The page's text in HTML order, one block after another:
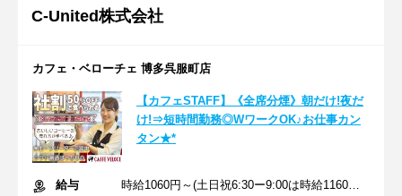
C‐United株式会社
カフェ・ベローチェ 博多呉服町店
【カフェSTAFF】《全席分煙》朝だけ!夜だ
け!⇒短時間勤務◎WワークOK♪お仕事カン
タン★*
給与 時給1060円～(土日祝6:30ー9:00は時給1160円)＋交通費